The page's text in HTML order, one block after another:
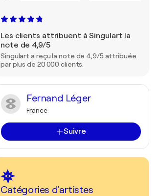
Les clients attribuent à Singulart la
note de 4,9/5
Singulart a reçu la note de 4,9/5 attribuée
par plus de 20 000 clients.
Fernand Léger
France
Suivre
Catégories d'artistes